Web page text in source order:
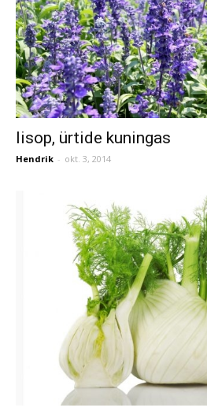
Iisop, ürtide kuningas
Hendrik - okt. 3, 2014